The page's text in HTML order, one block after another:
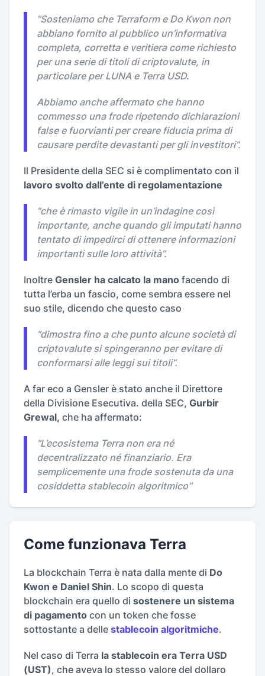
“Sosteniamo che Terraform e Do Kwon non
abbiano fornito al pubblico un’informativa
completa, corretta e veritiera come richiesto
per una serie di titoli di criptovalute, in
particolare per LUNA e Terra USD.
Abbiamo anche affermato che hanno
commesso una frode ripetendo dichiarazioni
false e fuorvianti per creare fiducia prima di
causare perdite devastanti per gli investitori”.
Il Presidente della SEC si è complimentato con il
lavoro svolto dall’ente di regolamentazione
“che è rimasto vigile in un’indagine così
importante, anche quando gli imputati hanno
tentato di impedirci di ottenere informazioni
importanti sulle loro attività”.
Inoltre Gensler ha calcato la mano facendo di
tutta l’erba un fascio, come sembra essere nel
suo stile, dicendo che questo caso
“dimostra fino a che punto alcune società di
criptovalute si spingeranno per evitare di
conformarsi alle leggi sui titoli”.
A far eco a Gensler è stato anche il Direttore
della Divisione Esecutiva. della SEC, Gurbir
Grewal, che ha affermato:
“L’ecosistema Terra non era né
decentralizzato né finanziario. Era
semplicemente una frode sostenuta da una
cosiddetta stablecoin algoritmico”
Come funzionava Terra
La blockchain Terra è nata dalla mente di Do
Kwon e Daniel Shin. Lo scopo di questa
blockchain era quello di sostenere un sistema
di pagamento con un token che fosse
sottostante a delle stablecoin algoritmiche.
Nel caso di Terra la stablecoin era Terra USD
(UST), che aveva lo stesso valore del dollaro